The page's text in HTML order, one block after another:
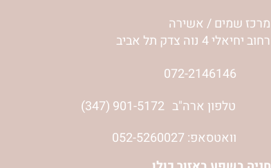
מרכז שמים / אשירה
רחוב יחיאלי 4 נוה צדק תל אביב
072-2146146
(347) 901-5172 טלפון ארה"ב
וואטסאפ: 052-5260027